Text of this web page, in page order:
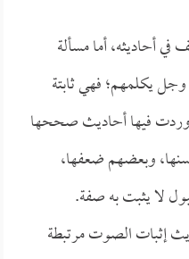
أحاديثه، أما مسألة
وجل يكلمهم؛ فهي ثابتة
فيها أحاديث صححها
وبعضهم ضعفها،
لا يثبت به صفة.
إثبات الصوت مرتبطة